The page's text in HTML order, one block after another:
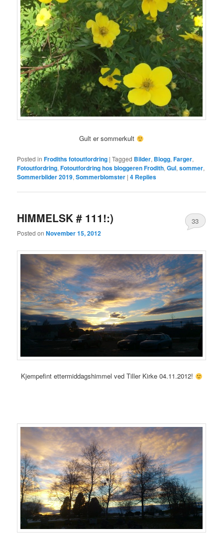
Gult er sommerkult
Posted in Frodiths fotoutfordring |Tagged Bilder, Blogg,Farger,
Fotoutfordring,Fotoutfordring hos bloggeren Frodith,Gul,sommer,
Sommerbilder 2019,Sommerblomster |4 Replies
HIMMELSK # 111!:)
Posted onNovember 15, 2012
33
Kjempefint ettermiddagshimmel ved Tiller Kirke 04.11.2012!